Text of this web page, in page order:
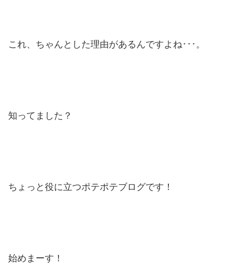
これ、ちゃんとした理由があるんですよね･･･。
知ってました？
ちょっと役に立つポテポテブログです！
始めまーす！